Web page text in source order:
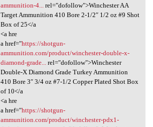
ammunition-4...rel="dofollow">Winchester AA
Target Ammunition 410 Bore 2-1/2″ 1/2 oz #9 Shot
Box of 25</a
<a hre
a href="https://shotgun-
ammunition.com/product/winchester-double-x-
diamond-grade...rel="dofollow">Winchester
Double-X Diamond Grade Turkey Ammunition
410 Bore 3″ 3/4 oz #7-1/2 Copper Plated Shot Box
of 10</a
<a hre
a href="https://shotgun-
ammunition.com/product/winchester-pdx1-